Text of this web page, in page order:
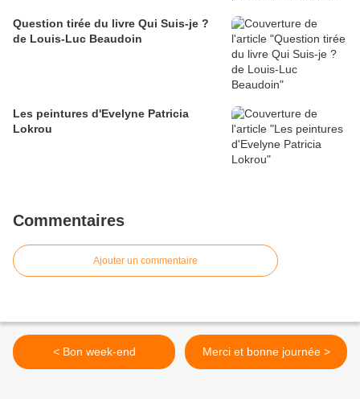
Question tirée du livre Qui Suis-je ?
de Louis-Luc Beaudoin
Les peintures d'Evelyne Patricia
Lokrou
Commentaires
Ajouter un commentaire
< Bon week-end Merci et bonne journée >